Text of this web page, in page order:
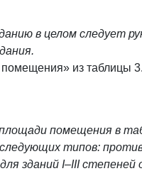
в целом следует
из таблицы 3.
помещения в
типов:
зданий I–III